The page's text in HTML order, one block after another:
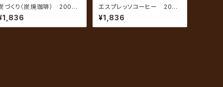
づくり（炭焼珈琲） 200g
約20杯分）
エスプレッソコーヒー 200g
（約20杯分）
¥1,836